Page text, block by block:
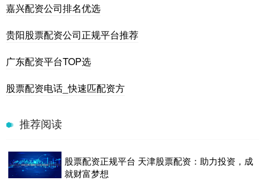
嘉兴配资公司排名优选
贵阳股票配资公司正规平台推荐
广东配资平台TOP选
股票配资电话_快速匹配资方
推荐阅读
股票配资正规平台 天津股票配资：助力投资，成
就财富梦想